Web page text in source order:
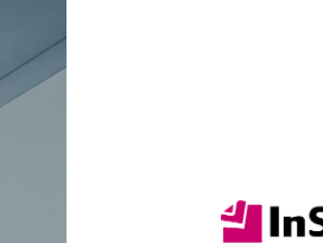
Login Form